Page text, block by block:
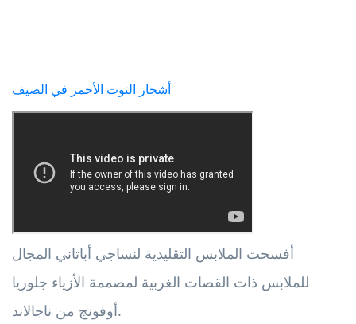
أشجار التوت الأحمر في الصيف
أفسحت الملابس التقليدية لنساجي أباتاني المجال
للملابس ذات القصات الغربية لمصممة الأزياء جلوريا
أوفونج من ناجالاند.